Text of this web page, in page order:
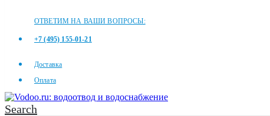
ОТВЕТИМ НА ВАШИ ВОПРОСЫ:
+7 (495) 155-01-21
Доставка
Оплата
Search